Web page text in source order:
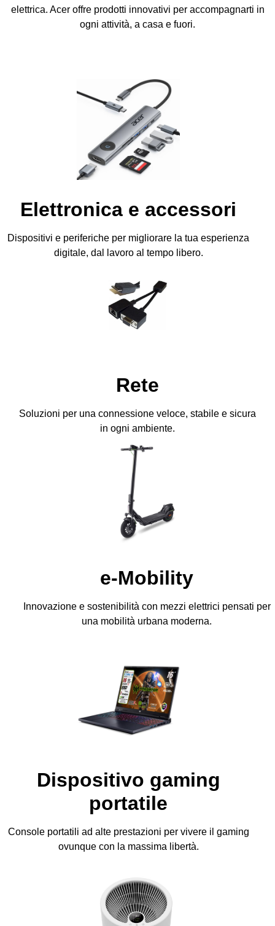
elettrica. Acer offre prodotti innovativi per accompagnarti in
ogni attività, a casa e fuori.
Elettronica e accessori
Dispositivi e periferiche per migliorare la tua esperienza
digitale, dal lavoro al tempo libero.
Rete
Soluzioni per una connessione veloce, stabile e sicura
in ogni ambiente.
e-Mobility
Innovazione e sostenibilità con mezzi elettrici pensati per
una mobilità urbana moderna.
Dispositivo gaming
portatile
Console portatili ad alte prestazioni per vivere il gaming
ovunque con la massima libertà.